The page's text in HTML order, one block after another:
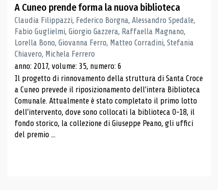
A Cuneo prende forma la nuova biblioteca
Claudia Filippazzi, Federico Borgna, Alessandro Spedale,
Fabio Guglielmi, Giorgio Gazzera, Raffaella Magnano,
Lorella Bono, Giovanna Ferro, Matteo Corradini, Stefania
Chiavero, Michela Ferrero
anno: 2017, volume: 35, numero: 6
Il progetto di rinnovamento della struttura di Santa Croce
a Cuneo prevede il riposizionamento dell'intera Biblioteca
Comunale. Attualmente è stato completato il primo lotto
dell'intervento, dove sono collocati la biblioteca 0-18, il
fondo storico, la collezione di Giuseppe Peano, gli uffici
del premio ...